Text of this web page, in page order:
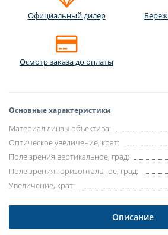
Официальный дилер
Осмотр заказа до оплаты
Основные характеристики
Материал линзы объектива:
Оптическое увеличение, крат:
Поле зрения вертикальное, град:
Поле зрения горизонтальное, град:
Увеличение, крат:
Описание